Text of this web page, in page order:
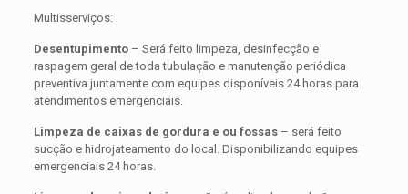
Multisserviços:
Desentupimento– Será feito limpeza, desinfecção e
raspagem geral de toda tubulação e manutenção periódica
preventiva juntamente com equipes disponíveis 24 horas para
atendimentos emergenciais.
Limpeza de caixas de gordura e ou fossas– será feito
sucção e hidrojateamento do local. Disponibilizando equipes
emergenciais 24 horas.